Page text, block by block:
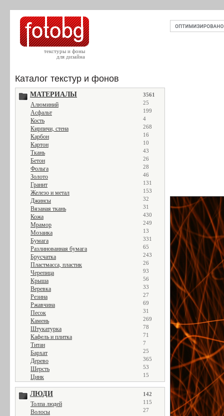
текстуры и фоны
для дизайна
Каталог текстур и фонов
МАТЕРИАЛЫ 3561
Алюминий 25
Асфальт 199
Кость 4
Кирпичи, стена 268
Карбон 16
Картон 10
Ткань 43
Бетон 26
Фольга 28
Золото 46
Гранит 131
Железо и метал 153
Джинсы 32
Вязаная ткань 31
Кожа 430
Мрамор 249
Мозаика 13
Бумага 331
Разлинованная бумага 65
Брусчатка 243
Пластмасса, пластик 26
Черепица 93
Крыша 56
Веревка 33
Резина 27
Ржавчина 69
Песок 31
Камень 269
Штукатурка 78
Кафель и плитка 71
Титан 7
Бархат 25
Дерево 365
Шерсть 53
Цинк 15
ЛЮДИ 142
Толпа людей 115
Волосы 27